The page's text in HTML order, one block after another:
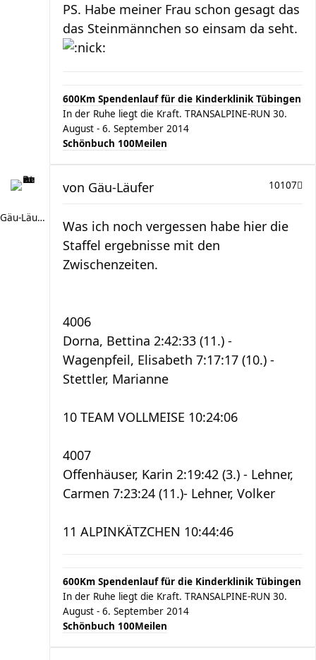
PS. Habe meiner Frau schon gesagt das
das Steinmännchen so einsam da seht.
600Km Spendenlauf für die Kinderklinik Tübingen
In der Ruhe liegt die Kraft. TRANSALPINE-RUN 30.
August - 6. September 2014
Schönbuch 100Meilen
Gäu-Läufer
10107
von Gäu-Läufer
Was ich noch vergessen habe hier die
Staffel ergebnisse mit den
Zwischenzeiten.
4006
Dorna, Bettina 2:42:33 (11.) -
Wagenpfeil, Elisabeth 7:17:17 (10.) -
Stettler, Marianne
10 TEAM VOLLMEISE 10:24:06
4007
Offenhäuser, Karin 2:19:42 (3.) - Lehner,
Carmen 7:23:24 (11.)- Lehner, Volker
11 ALPINKÄTZCHEN 10:44:46
600Km Spendenlauf für die Kinderklinik Tübingen
In der Ruhe liegt die Kraft. TRANSALPINE-RUN 30.
August - 6. September 2014
Schönbuch 100Meilen